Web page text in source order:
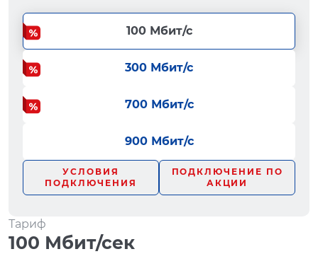
100 Мбит/с
300 Мбит/с
700 Мбит/с
900 Мбит/с
УСЛОВИЯ
ПОДКЛЮЧЕНИЯ
ПОДКЛЮЧЕНИЕ ПО
АКЦИИ
Тариф
100 Мбит/сек